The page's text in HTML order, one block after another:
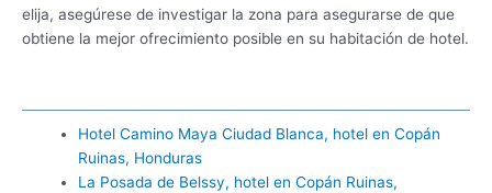
elija, asegúrese de investigar la zona para asegurarse de que
obtiene la mejor ofrecimiento posible en su habitación de hotel.
Hotel Camino Maya Ciudad Blanca, hotel en Copán
Ruinas, Honduras
La Posada de Belssy, hotel en Copán Ruinas,